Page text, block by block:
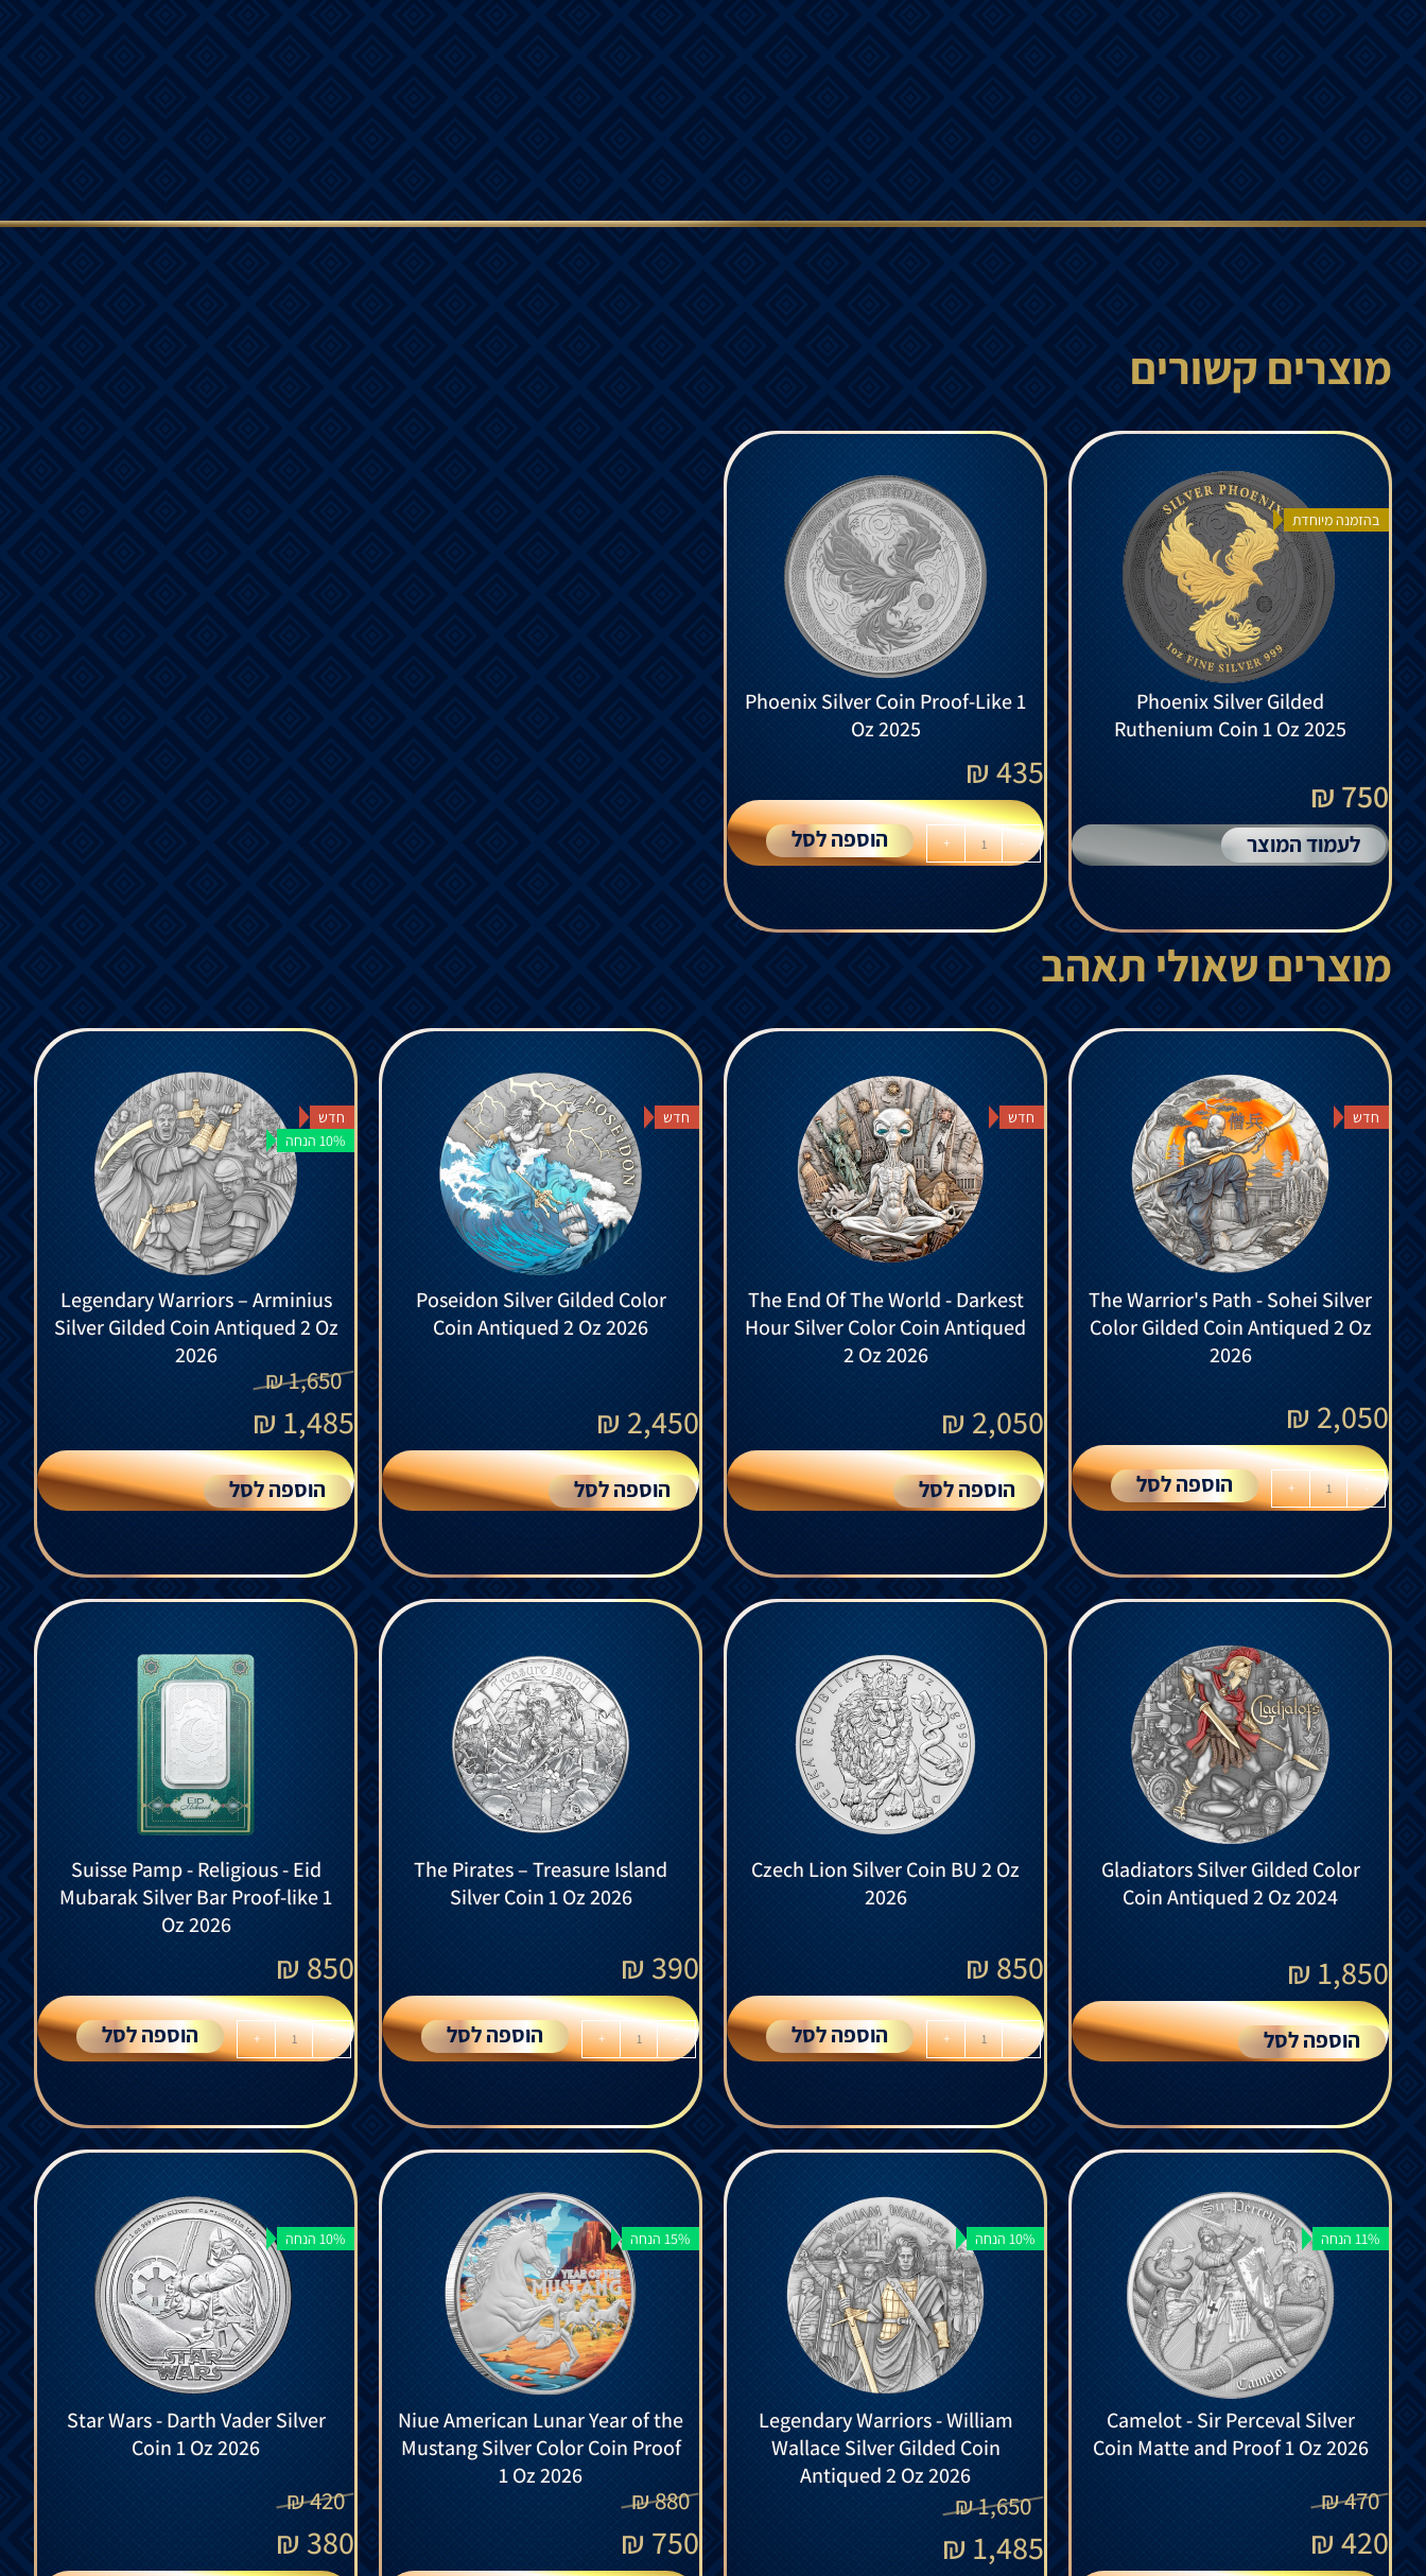
מוצרים קשורים
בהזמנה מיוחדת
Phoenix Silver Gilded
Ruthenium Coin 1 Oz 2025
750 ₪
לעמוד המוצר
Phoenix Silver Coin Proof-Like 1
Oz 2025
435
₪
-
+ הוספה לסל
מוצרים שאולי תאהב
חדש
The Warrior's Path - Sohei Silver
Color Gilded Coin Antiqued 2 Oz
2026
2,050
₪
-
+ הוספה לסל
חדש
The End Of The World - Darkest
Hour Silver Color Coin Antiqued
2 Oz 2026
2,050
₪
הוספה לסל
חדש
Poseidon Silver Gilded Color
Coin Antiqued 2 Oz 2026
2,450
₪
הוספה לסל
חדש
10% הנחה
Legendary Warriors – Arminius
Silver Gilded Coin Antiqued 2 Oz
2026
1,650
₪
1,485
₪
הוספה לסל
Gladiators Silver Gilded Color
Coin Antiqued 2 Oz 2024
1,850
₪
הוספה לסל
Czech Lion Silver Coin BU 2 Oz
2026
850
₪
-
+ הוספה לסל
The Pirates – Treasure Island
Silver Coin 1 Oz 2026
390
₪
-
+ הוספה לסל
Suisse Pamp - Religious - Eid
Mubarak Silver Bar Proof-like 1
Oz 2026
850
₪
-
+ הוספה לסל
11% הנחה
Camelot - Sir Perceval Silver
Coin Matte and Proof 1 Oz 2026
470
₪
420
₪
10% הנחה
Legendary Warriors - William
Wallace Silver Gilded Coin
Antiqued 2 Oz 2026
1,650
₪
1,485
₪
15% הנחה
Niue American Lunar Year of the
Mustang Silver Color Coin Proof
1 Oz 2026
880
₪
750
₪
10% הנחה
Star Wars - Darth Vader Silver
Coin 1 Oz 2026
420
₪
380
₪